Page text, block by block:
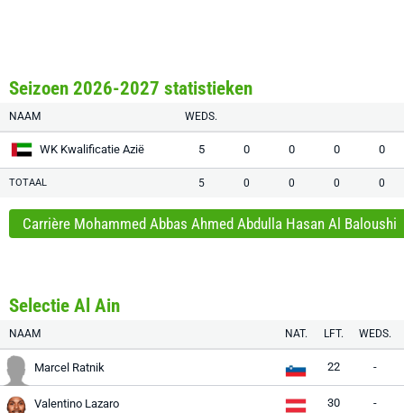
Seizoen 2026-2027 statistieken
NAAM WEDS.
WK Kwalificatie Azië 5 0 0 0 0
TOTAAL 5 0 0 0 0
Carrière Mohammed Abbas Ahmed Abdulla Hasan Al Baloushi
Selectie Al Ain
NAAM NAT. LFT. WEDS.
Marcel Ratnik 22 -
Valentino Lazaro 30 -